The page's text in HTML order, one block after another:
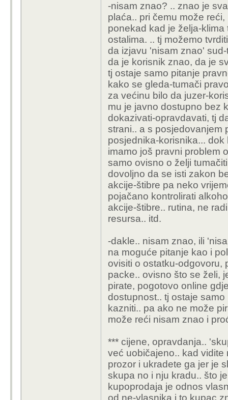
-nisam znao? .. znao je
plaća.. pri čemu može
ponekad kad je želja-
ostalima. .. tj možemo
da izjavu 'nisam znao'
da je korisnik znao, da je
tj ostaje samo pitanje
kako se gleda-tumači
za većinu bilo da juzer-
mu je javno dostupno bez
dokazivati-opravdavati, tj
strani.. a s posjedovanjem
posjednika-korisnika...
imamo još pravni problem
samo ovisno o želji
dovoljno da se isti zakon
akcije-štibre pa neko
pojačano kontrolirati
akcije-štibre.. rutina, ne
resursa.. itd.
-dakle.. nisam znao, ili
na moguće pitanje kao i
ovisiti o ostatku-odgovoru,
packe.. ovisno što se želi,
pirate, pogotovo online
dostupnost.. tj ostaje
kazniti.. pa ako ne može
može reći nisam znao i
*** cijene, opravdanja..
već uobičajeno.. kad vidite
prozor i ukradete ga jer je
skupa no i nju kradu.. što
kupoprodaja je odnos
od ne-vlasnika i to kupac